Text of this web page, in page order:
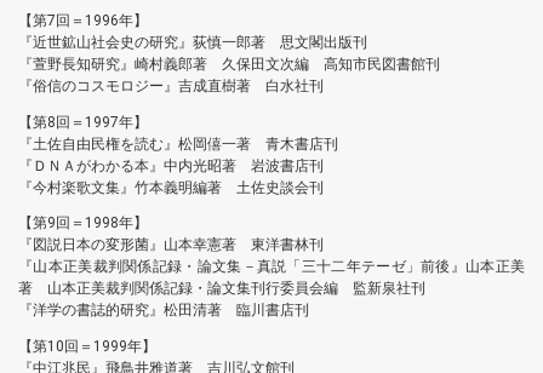
【第7回＝1996年】
『近世鉱山社会史の研究』荻慎一郎著 思文閣出版刊
『萱野長知研究』崎村義郎著 久保田文次編 高知市民図書館刊
『俗信のコスモロジー』吉成直樹著 白水社刊
【第8回＝1997年】
『土佐自由民権を読む』松岡僖一著 青木書店刊
『ＤＮＡがわかる本』中内光昭著 岩波書店刊
『今村楽歌文集』竹本義明編著 土佐史談会刊
【第9回＝1998年】
『図説日本の変形菌』山本幸憲著 東洋書林刊
『山本正美裁判関係記録・論文集－真説「三十二年テーゼ」前後』山本正美
著 山本正美裁判関係記録・論文集刊行委員会編 監新泉社刊
『洋学の書誌的研究』松田清著 臨川書店刊
【第10回＝1999年】
『中江兆民』飛鳥井雅道著 吉川弘文館刊